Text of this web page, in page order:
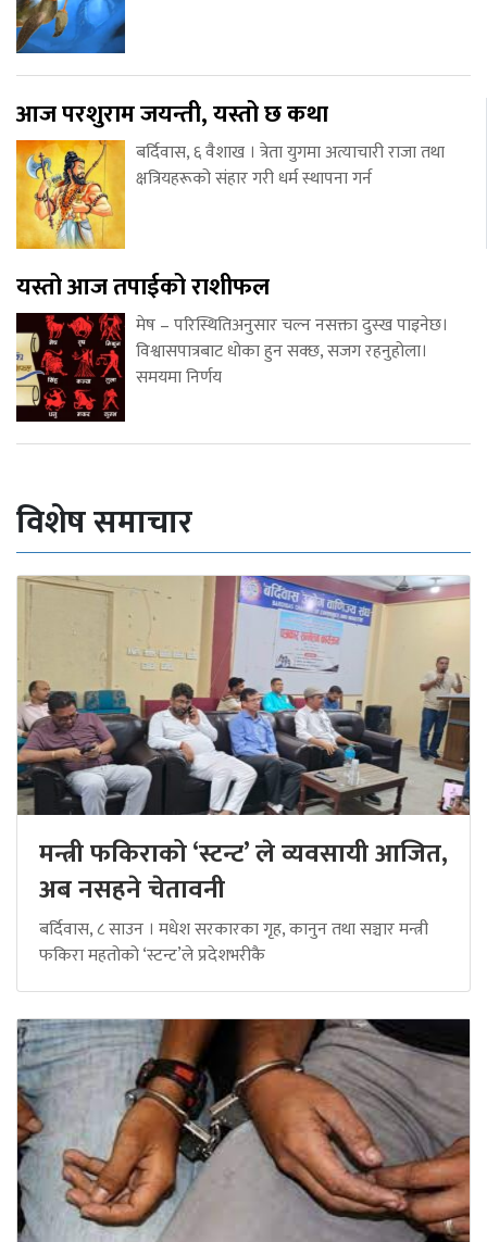
आज परशुराम जयन्ती, यस्तो छ कथा
बर्दिवास, ६ वैशाख । त्रेता युगमा अत्याचारी राजा तथा
क्षत्रियहरूको संहार गरी धर्म स्थापना गर्न
यस्तो आज तपाईको राशीफल
मेष – परिस्थितिअनुसार चल्न नसक्ता दुस्ख पाइनेछ।
विश्वासपात्रबाट धोका हुन सक्छ, सजग रहनुहोला।
समयमा निर्णय
विशेष समाचार
मन्त्री फकिराको ‘स्टन्ट’ ले व्यवसायी आजित,
अब नसहने चेतावनी
बर्दिवास, ८ साउन । मधेश सरकारका गृह, कानुन तथा सञ्चार मन्त्री
फकिरा महतोको ‘स्टन्ट’ले प्रदेशभरीकै